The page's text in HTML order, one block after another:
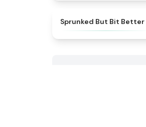
★
Sprunked But Bit Better